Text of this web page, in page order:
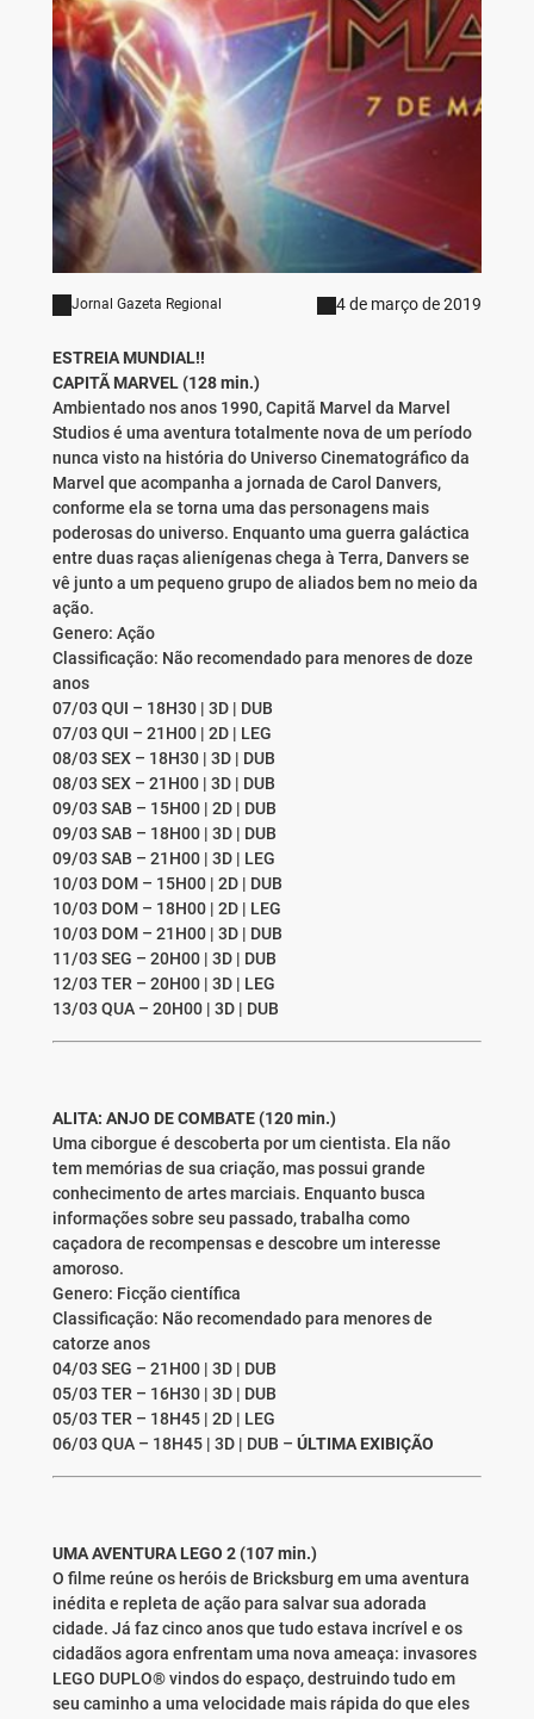
Jornal Gazeta Regional 4 de março de 2019
ESTREIA MUNDIAL!!
CAPITÃ MARVEL (128 min.)
Ambientado nos anos 1990, Capitã Marvel da Marvel
Studios é uma aventura totalmente nova de um período
nunca visto na história do Universo Cinematográfico da
Marvel que acompanha a jornada de Carol Danvers,
conforme ela se torna uma das personagens mais
poderosas do universo. Enquanto uma guerra galáctica
entre duas raças alienígenas chega à Terra, Danvers se
vê junto a um pequeno grupo de aliados bem no meio da
ação.
Genero: Ação
Classificação: Não recomendado para menores de doze
anos
07/03 QUI – 18H30 | 3D | DUB
07/03 QUI – 21H00 | 2D | LEG
08/03 SEX – 18H30 | 3D | DUB
08/03 SEX – 21H00 | 3D | DUB
09/03 SAB – 15H00 | 2D | DUB
09/03 SAB – 18H00 | 3D | DUB
09/03 SAB – 21H00 | 3D | LEG
10/03 DOM – 15H00 | 2D | DUB
10/03 DOM – 18H00 | 2D | LEG
10/03 DOM – 21H00 | 3D | DUB
11/03 SEG – 20H00 | 3D | DUB
12/03 TER – 20H00 | 3D | LEG
13/03 QUA – 20H00 | 3D | DUB
ALITA: ANJO DE COMBATE (120 min.)
Uma ciborgue é descoberta por um cientista. Ela não
tem memórias de sua criação, mas possui grande
conhecimento de artes marciais. Enquanto busca
informações sobre seu passado, trabalha como
caçadora de recompensas e descobre um interesse
amoroso.
Genero: Ficção científica
Classificação: Não recomendado para menores de
catorze anos
04/03 SEG – 21H00 | 3D | DUB
05/03 TER – 16H30 | 3D | DUB
05/03 TER – 18H45 | 2D | LEG
06/03 QUA – 18H45 | 3D | DUB – ÚLTIMA EXIBIÇÃO
UMA AVENTURA LEGO 2 (107 min.)
O filme reúne os heróis de Bricksburg em uma aventura
inédita e repleta de ação para salvar sua adorada
cidade. Já faz cinco anos que tudo estava incrível e os
cidadãos agora enfrentam uma nova ameaça: invasores
LEGO DUPLO® vindos do espaço, destruindo tudo em
seu caminho a uma velocidade mais rápida do que eles